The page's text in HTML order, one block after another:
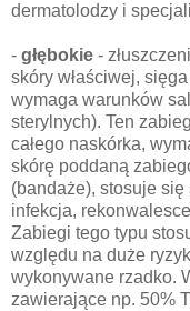
dermatolodzy i
- głębokie -
skóry właściwej,
wymaga warunków
sterylnych). Ten
całego naskórka,
skórę poddaną
(bandaże), stosuje
infekcja,
Zabiegi tego typu
względu na duże
wykonywane rzadko.
zawierające np. 50%